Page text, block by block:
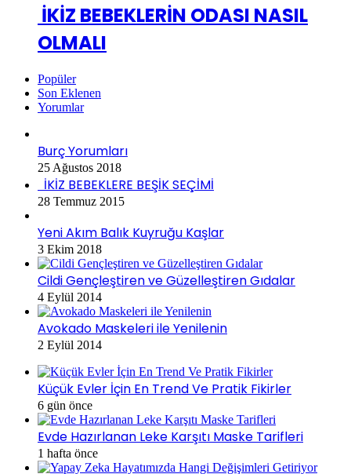
İKİZ BEBEKLERİN ODASI NASIL
OLMALI
Popüler
Son Eklenen
Yorumlar
Burç Yorumları
25 Ağustos 2018
İKİZ BEBEKLERE BEŞİK SEÇİMİ
28 Temmuz 2015
Yeni Akım Balık Kuyruğu Kaşlar
3 Ekim 2018
Cildi Gençleştiren ve Güzelleştiren Gıdalar
4 Eylül 2014
Avokado Maskeleri ile Yenilenin
2 Eylül 2014
Küçük Evler İçin En Trend Ve Pratik Fikirler
6 gün önce
Evde Hazırlanan Leke Karşıtı Maske Tarifleri
1 hafta önce